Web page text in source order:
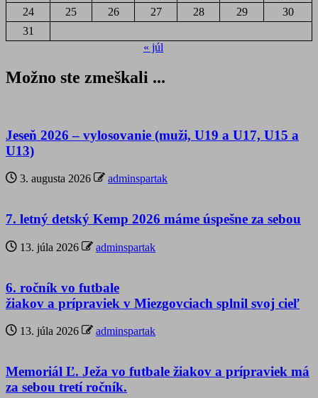
24
25 26 27 28 29
30
31
« júl
Možno ste zmeškali ...
Jeseň 2026 – vylosovanie (muži, U19 a U17, U15 a
U13)
3. augusta 2026 adminspartak
7. letný detský Kemp 2026 máme úspešne za sebou
13. júla 2026 adminspartak
6. ročník vo futbale
žiakov a prípraviek v Miezgovciach splnil svoj cieľ
13. júla 2026 adminspartak
Memoriál Ľ. Ježa vo futbale žiakov a prípraviek má
za sebou tretí ročník.